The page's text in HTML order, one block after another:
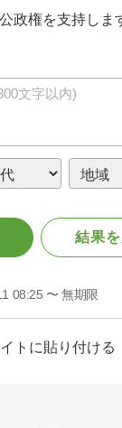
政権を支持しま
結果
08:25 〜 無期限
トに貼り付ける